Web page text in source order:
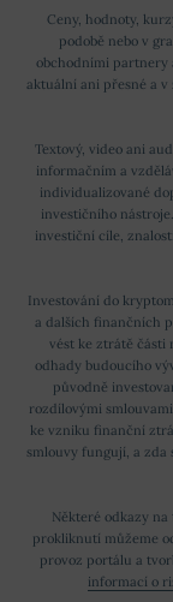
Ceny, hodnoty,
podobě nebo v
obchodními partnery
aktuální ani přesné a
Textový, video ani
informačním a
individualizované
investičního
investiční cíle,
Investování do
a dalších finančních
vést ke ztrátě části
odhady budoucího
původně
rozdílovými
ke vzniku finanční
smlouvy fungují, a
Některé odkazy
prokliknutí můžeme
provoz portálu a
informací o